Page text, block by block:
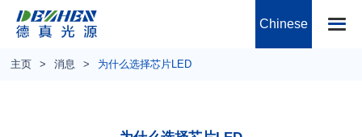
Chinese
主页 消息 为什么选择芯片LED